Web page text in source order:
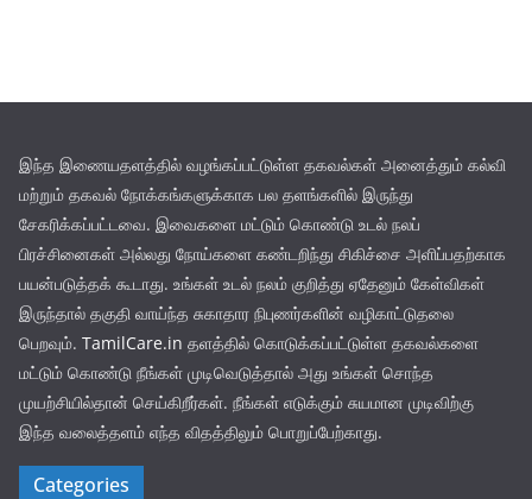
இந்த இணையதளத்தில் வழங்கப்பட்டுள்ள தகவல்கள் அனைத்தும் கல்வி
மற்றும் தகவல் நோக்கங்களுக்காக பல தளங்களில் இருந்து
சேகரிக்கப்பட்டவை. இவைகளை மட்டும் கொண்டு உடல் நலப்
பிரச்சினைகள் அல்லது நோய்களை கண்டறிந்து சிகிச்சை அளிப்பதற்காக
பயன்படுத்தக் கூடாது. உங்கள் உடல் நலம் குறித்து ஏதேனும் கேள்விகள்
இருந்தால் தகுதி வாய்ந்த சுகாதார நிபுணர்களின் வழிகாட்டுதலை
பெறவும். TamilCare.in தளத்தில் கொடுக்கப்பட்டுள்ள தகவல்களை
மட்டும் கொண்டு நீங்கள் முடிவெடுத்தால் அது உங்கள் சொந்த
முயற்சியில்தான் செய்கிறீர்கள். நீங்கள் எடுக்கும் சுயமான முடிவிற்கு
இந்த வலைத்தளம் எந்த விதத்திலும் பொறுப்பேற்காது.
Categories